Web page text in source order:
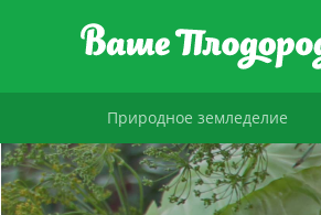
Природное земледелие